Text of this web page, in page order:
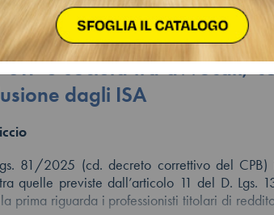
decreto correttivo
e decadenza per chi
e società tra avvocati,
dagli ISA
81/2025 (cd. decreto correttivo del CPB)
quelle previste dall’articolo 11 del D. Lgs.
prima riguarda i professionisti titolari di